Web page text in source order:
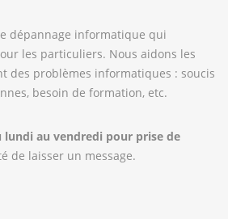
dépannage informatique qui
les particuliers. Nous aidons les
des problèmes informatiques : soucis
besoin de formation, etc.
lundi au vendredi pour prise de
de laisser un message.